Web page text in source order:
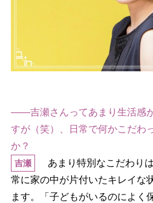
――吉瀬さんってあまり生活感
すが（笑）、日常で何かこだわ
か？
吉瀬
あまり特別なこだわり
常に家の中が片付いたキレイな
ます。「子どもがいるのによく